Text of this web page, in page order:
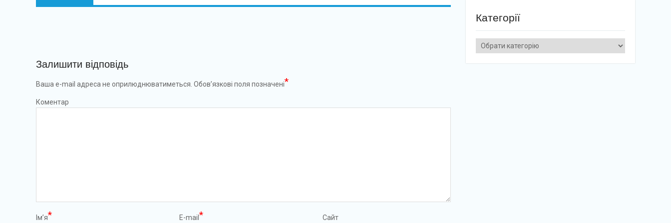
Залишити відповідь
Ваша e-mail адреса не оприлюднюватиметься. Обов’язкові поля позначені*
Коментар
Ім’я* E-mail * Сайт
Категорії
Категорії